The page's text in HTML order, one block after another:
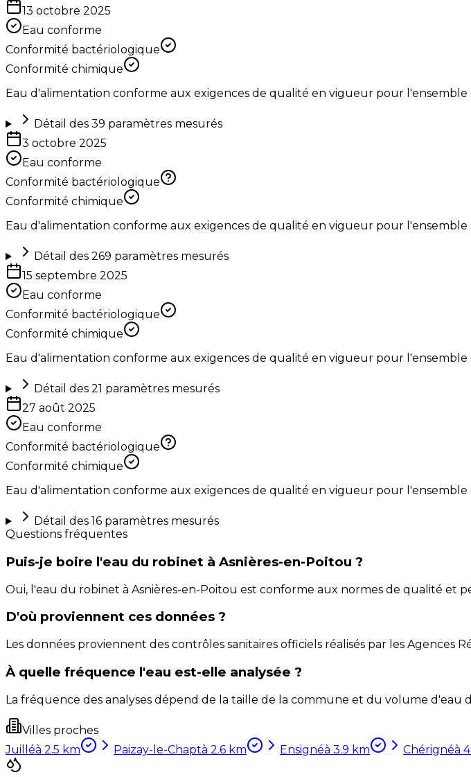
13 octobre 2025
Eau conforme
Conformité bactériologique
Conformité chimique
Eau d'alimentation conforme aux exigences de qualité en vigueur pour
Détail des 39 paramètres mesurés
3 octobre 2025
Eau conforme
Conformité bactériologique
Conformité chimique
Eau d'alimentation conforme aux exigences de qualité en vigueur pour l'ensemble
Détail des 269 paramètres mesurés
15 septembre 2025
Eau conforme
Conformité bactériologique
Conformité chimique
Eau d'alimentation conforme aux exigences de qualité en vigueur pour
Détail des 21 paramètres mesurés
27 août 2025
Eau conforme
Conformité bactériologique
Conformité chimique
Eau d'alimentation conforme aux exigences de qualité en vigueur pour l'ensemble
Détail des 16paramètres mesurés
Questions fréquentes
Puis-je boire l'eau du robinet à Asnières-en-Poitou ?
Oui, l'eau du robinet à Asnières-en-Poitou est conforme aux normes de qualité et
D'où proviennent ces données ?
Les données proviennent des contrôles sanitaires officiels réalisés par les Agences
À quelle fréquence l'eau est-elle analysée ?
La fréquence des analyses dépend de la taille de la commune et du volume d'eau
Villes proches
Juilléà 2.5 km Paizay-le-Chaptà 2.6 km Ensignéà 3.9 km Chérignéà